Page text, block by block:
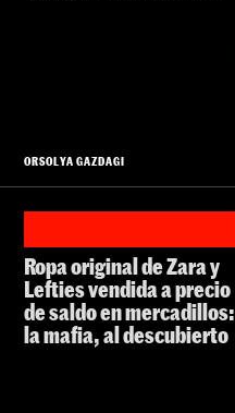
ORSOLYA GAZDAGI
Ropa original de Zara y
Lefties vendida a precio
de saldo en mercadillos:
la mafia, al descubierto